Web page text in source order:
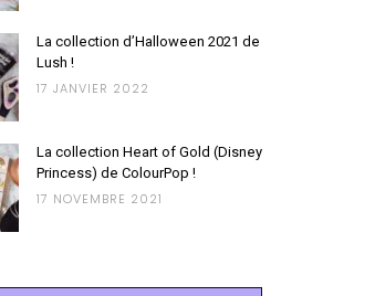
La collection d’Halloween 2021 de
Lush !
17 JANVIER 2022
La collection Heart of Gold (Disney
Princess) de ColourPop !
17 NOVEMBRE 2021